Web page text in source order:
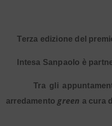
Terza edizione del
Intesa Sanpaolo è
Tra gli
arredamento green a cura